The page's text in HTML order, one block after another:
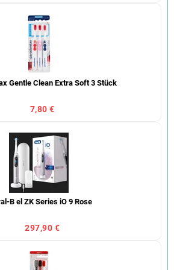
Gentle Clean Extra Soft 3 Stück
7,80 €
B el ZK Series iO 9 Rose
297,90 €